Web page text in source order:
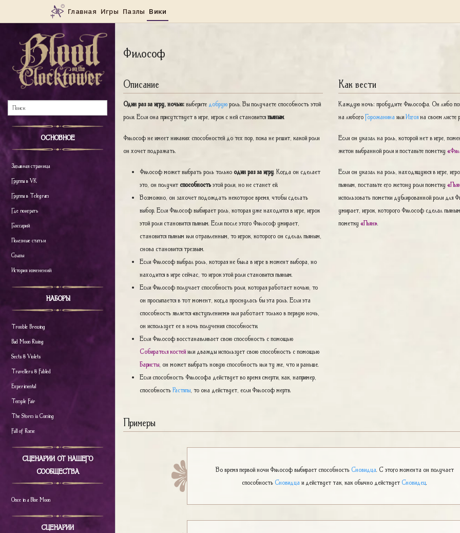
ОСНОВНОЕ
Заглавная страница
Группа в VK
Группа в Telegram
Где поиграть
Глоссарий
Полезные статьи
Сглазы
История изменений
НАБОРЫ
Trouble Brewing
Bad Moon Rising
Sects & Violets
Travellers & Fabled
Experimental
Temple Fair
The Storm is Coming
Fall of Rome
СЦЕНАРИИ ОТ НАШЕГО
СООБЩЕСТВА
Once in a Blue Moon
СЦЕНАРИИ
Философ
Описание
Один раз за игру, ночью:выберите добруюроль. Вы получаете способность этой
роли. Если она присутствует в игре, игрок с ней становитсяпьяным.
Философ не имеет никаких способностей до тех пор, пока не решит, какой роли
он хочет подражать.
Философ может выбрать роль только один раз за игру. Когда он сделает
это, он получит способностьэтой роли, но не станет ей.
Возможно, он захочет подождать некоторое время, чтобы сделать
выбор. Если Философ выбирает роль, которая уже находится в игре, игрок
этой роли становится пьяным. Если после этого Философ умирает,
становится пьяным или отравленным, то игрок, которого он сделал пьяным,
снова становится трезвым.
Если Философ выбрал роль, которая не была в игре в момент выбора, но
находится в игре сейчас, то игрок этой роли становится пьяным.
Если Философ получает способность роли, которая работает ночью, то
он просыпается в тот момент, когда проснулась бы эта роль. Если эта
способность является «вступлением» или работает только в первую ночь,
он использует ее в ночь получения способности.
Если Философ восстанавливает свою способность с помощью
Собирателя костейили дважды использует свою способность с помощью
Баристы, он может выбрать новую способность или ту же, что и раньше.
Если способность Философа действует во время смерти, как, например,
способностьРастяпы, то она действует, если Философ мертв.
Как вести
Каждую ночь: пробудите Философа. Он либо
на любогоГорожанина илиИзгояна своем листе
Если он указал на роль, которой нет в игре,
жетон выбранной роли и поставьте пометку
Если он указал на роль, находящуюся в игре,
пьяным, поставьте его жетону роли пометку
использовать пометки дублированной роли для
умирает, игрок, которого Философ сделал
пометку«Пьян».
Примеры
Во время первой ночи Философ выбирает способность Сновидца . С этого момента он получает
способность Сновидца и действует так, как обычно действует Сновидец